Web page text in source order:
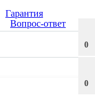
0
0
Гарантия
Вопрос-ответ